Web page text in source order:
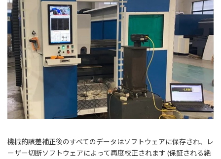
機械的誤差補正後のすべてのデータはソフトウェアに保存され、レ
ーザー切断ソフトウェアによって再度校正されます (保証される絶